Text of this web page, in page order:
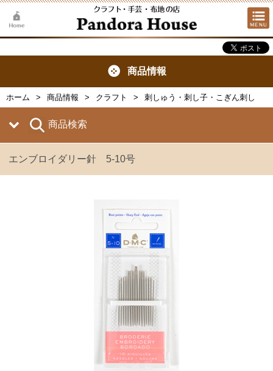
商品情報
ホーム 商品情報 クラフト 刺しゅう・刺し子・こぎん刺し
商品検索
エンブロイダリー針 5-10号